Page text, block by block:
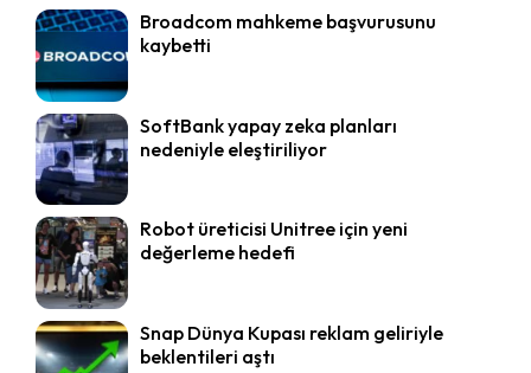
Broadcom mahkeme başvurusunu
kaybetti
SoftBank yapay zeka planları
nedeniyle eleştiriliyor
Robot üreticisi Unitree için yeni
değerleme hedefi
Snap Dünya Kupası reklam geliriyle
beklentileri aştı